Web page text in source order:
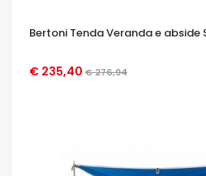
Bertoni Tenda Veranda e abside
€ 235,40 € 276,94
OCCHIATA VELOCE